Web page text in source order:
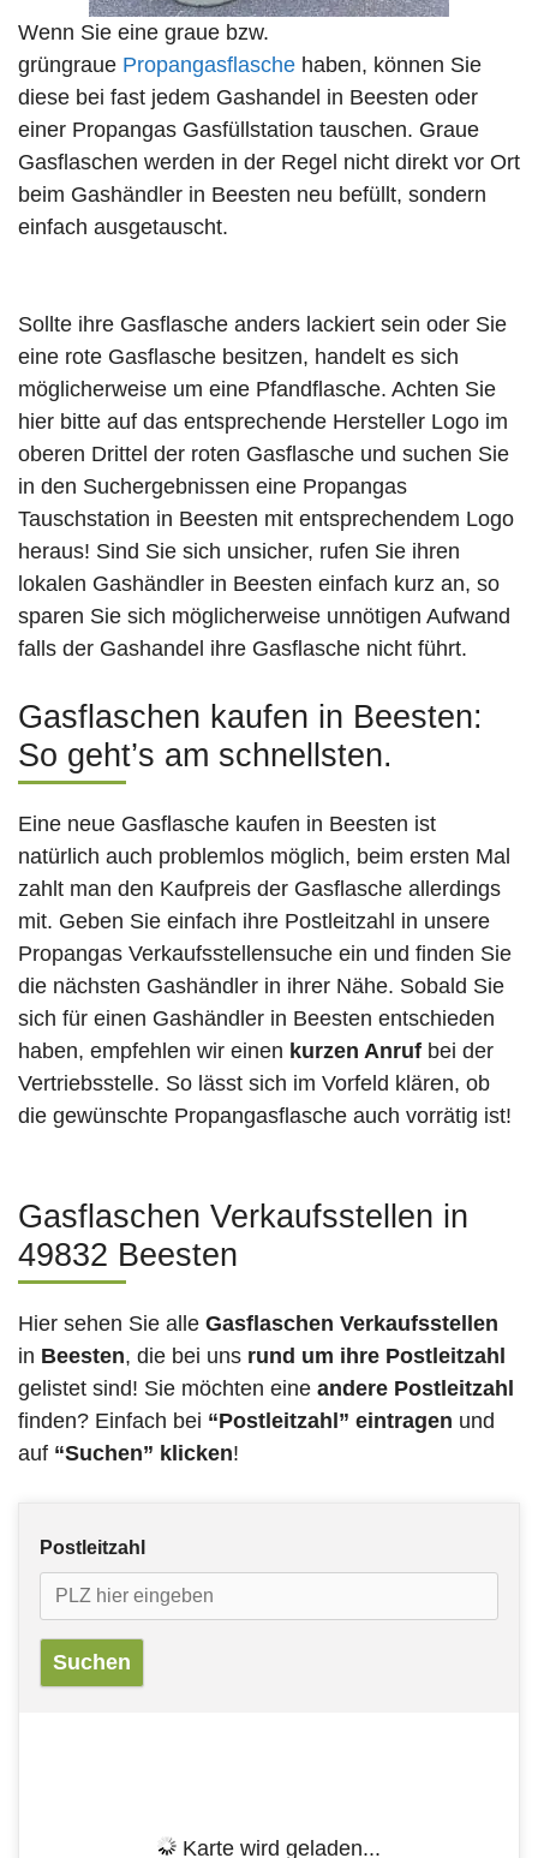
Wenn Sie eine graue bzw.
grüngraue Propangasflasche haben, können Sie
diese bei fast jedem Gashandel in Beesten oder
einer Propangas Gasfüllstation tauschen. Graue
Gasflaschen werden in der Regel nicht direkt vor Ort
beim Gashändler in Beesten neu befüllt, sondern
einfach ausgetauscht.
Sollte ihre Gasflasche anders lackiert sein oder Sie
eine rote Gasflasche besitzen, handelt es sich
möglicherweise um eine Pfandflasche. Achten Sie
hier bitte auf das entsprechende Hersteller Logo im
oberen Drittel der roten Gasflasche und suchen Sie
in den Suchergebnissen eine Propangas
Tauschstation in Beesten mit entsprechendem Logo
heraus! Sind Sie sich unsicher, rufen Sie ihren
lokalen Gashändler in Beesten einfach kurz an, so
sparen Sie sich möglicherweise unnötigen Aufwand
falls der Gashandel ihre Gasflasche nicht führt.
Gasflaschen kaufen in Beesten:
So geht’s am schnellsten.
Eine neue Gasflasche kaufen in Beesten ist
natürlich auch problemlos möglich, beim ersten Mal
zahlt man den Kaufpreis der Gasflasche allerdings
mit. Geben Sie einfach ihre Postleitzahl in unsere
Propangas Verkaufsstellensuche ein und finden Sie
die nächsten Gashändler in ihrer Nähe. Sobald Sie
sich für einen Gashändler in Beesten entschieden
haben, empfehlen wir einen kurzen Anruf bei der
Vertriebsstelle. So lässt sich im Vorfeld klären, ob
die gewünschte Propangasflasche auch vorrätig ist!
Gasflaschen Verkaufsstellen in
49832 Beesten
Hier sehen Sie alle Gasflaschen Verkaufsstellen
in Beesten, die bei uns rund um ihre Postleitzahl
gelistet sind! Sie möchten eine andere Postleitzahl
finden? Einfach bei “Postleitzahl” eintragen und
auf “Suchen” klicken!
Postleitzahl
Karte wird geladen...